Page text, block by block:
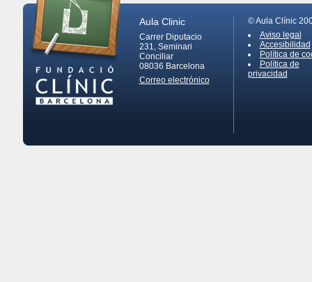
Aula Clinic
Carrer Diputacio
231, Seminari
Conciliar
08036 Barcelona
Correo electrónico
© Aula Clínic
Aviso legal
Accesibilidad
Política de
Política de
privacidad